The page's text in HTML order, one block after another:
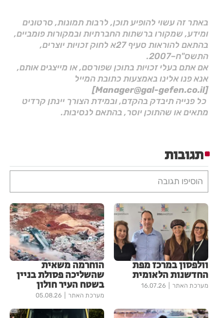
באתר זה עשוי להופיע תוכן, לרבות תמונות, סרטונים
ומידע, שמקורו ברשתות החברתיות ובמקורות פומביים,
בהתאם להוראות סעיף 27א לחוק זכויות יוצרים,
התשס"ח–2007.
אם אתם בעלי זכויות בתוכן שפורסם, או מייצגים אותם,
אנא פנו אלינו באמצעות כתובת המייל
[Manager@gal-gefen.co.il]
כל פנייה תיבדק בהקדם, ובמידת הצורך יינתן קרדיט
מתאים או שהתוכן יוסר, בהתאם לנסיבות.
תגובות
הוסיפו תגובה
וולפסון במרכז מפת
החדשנות הלאומית
מערכת האתר 16.07.26
הוחרמה משאית
שהשליכה פסולת בניין
בשטח העיר חולון
מערכת האתר 05.08.26